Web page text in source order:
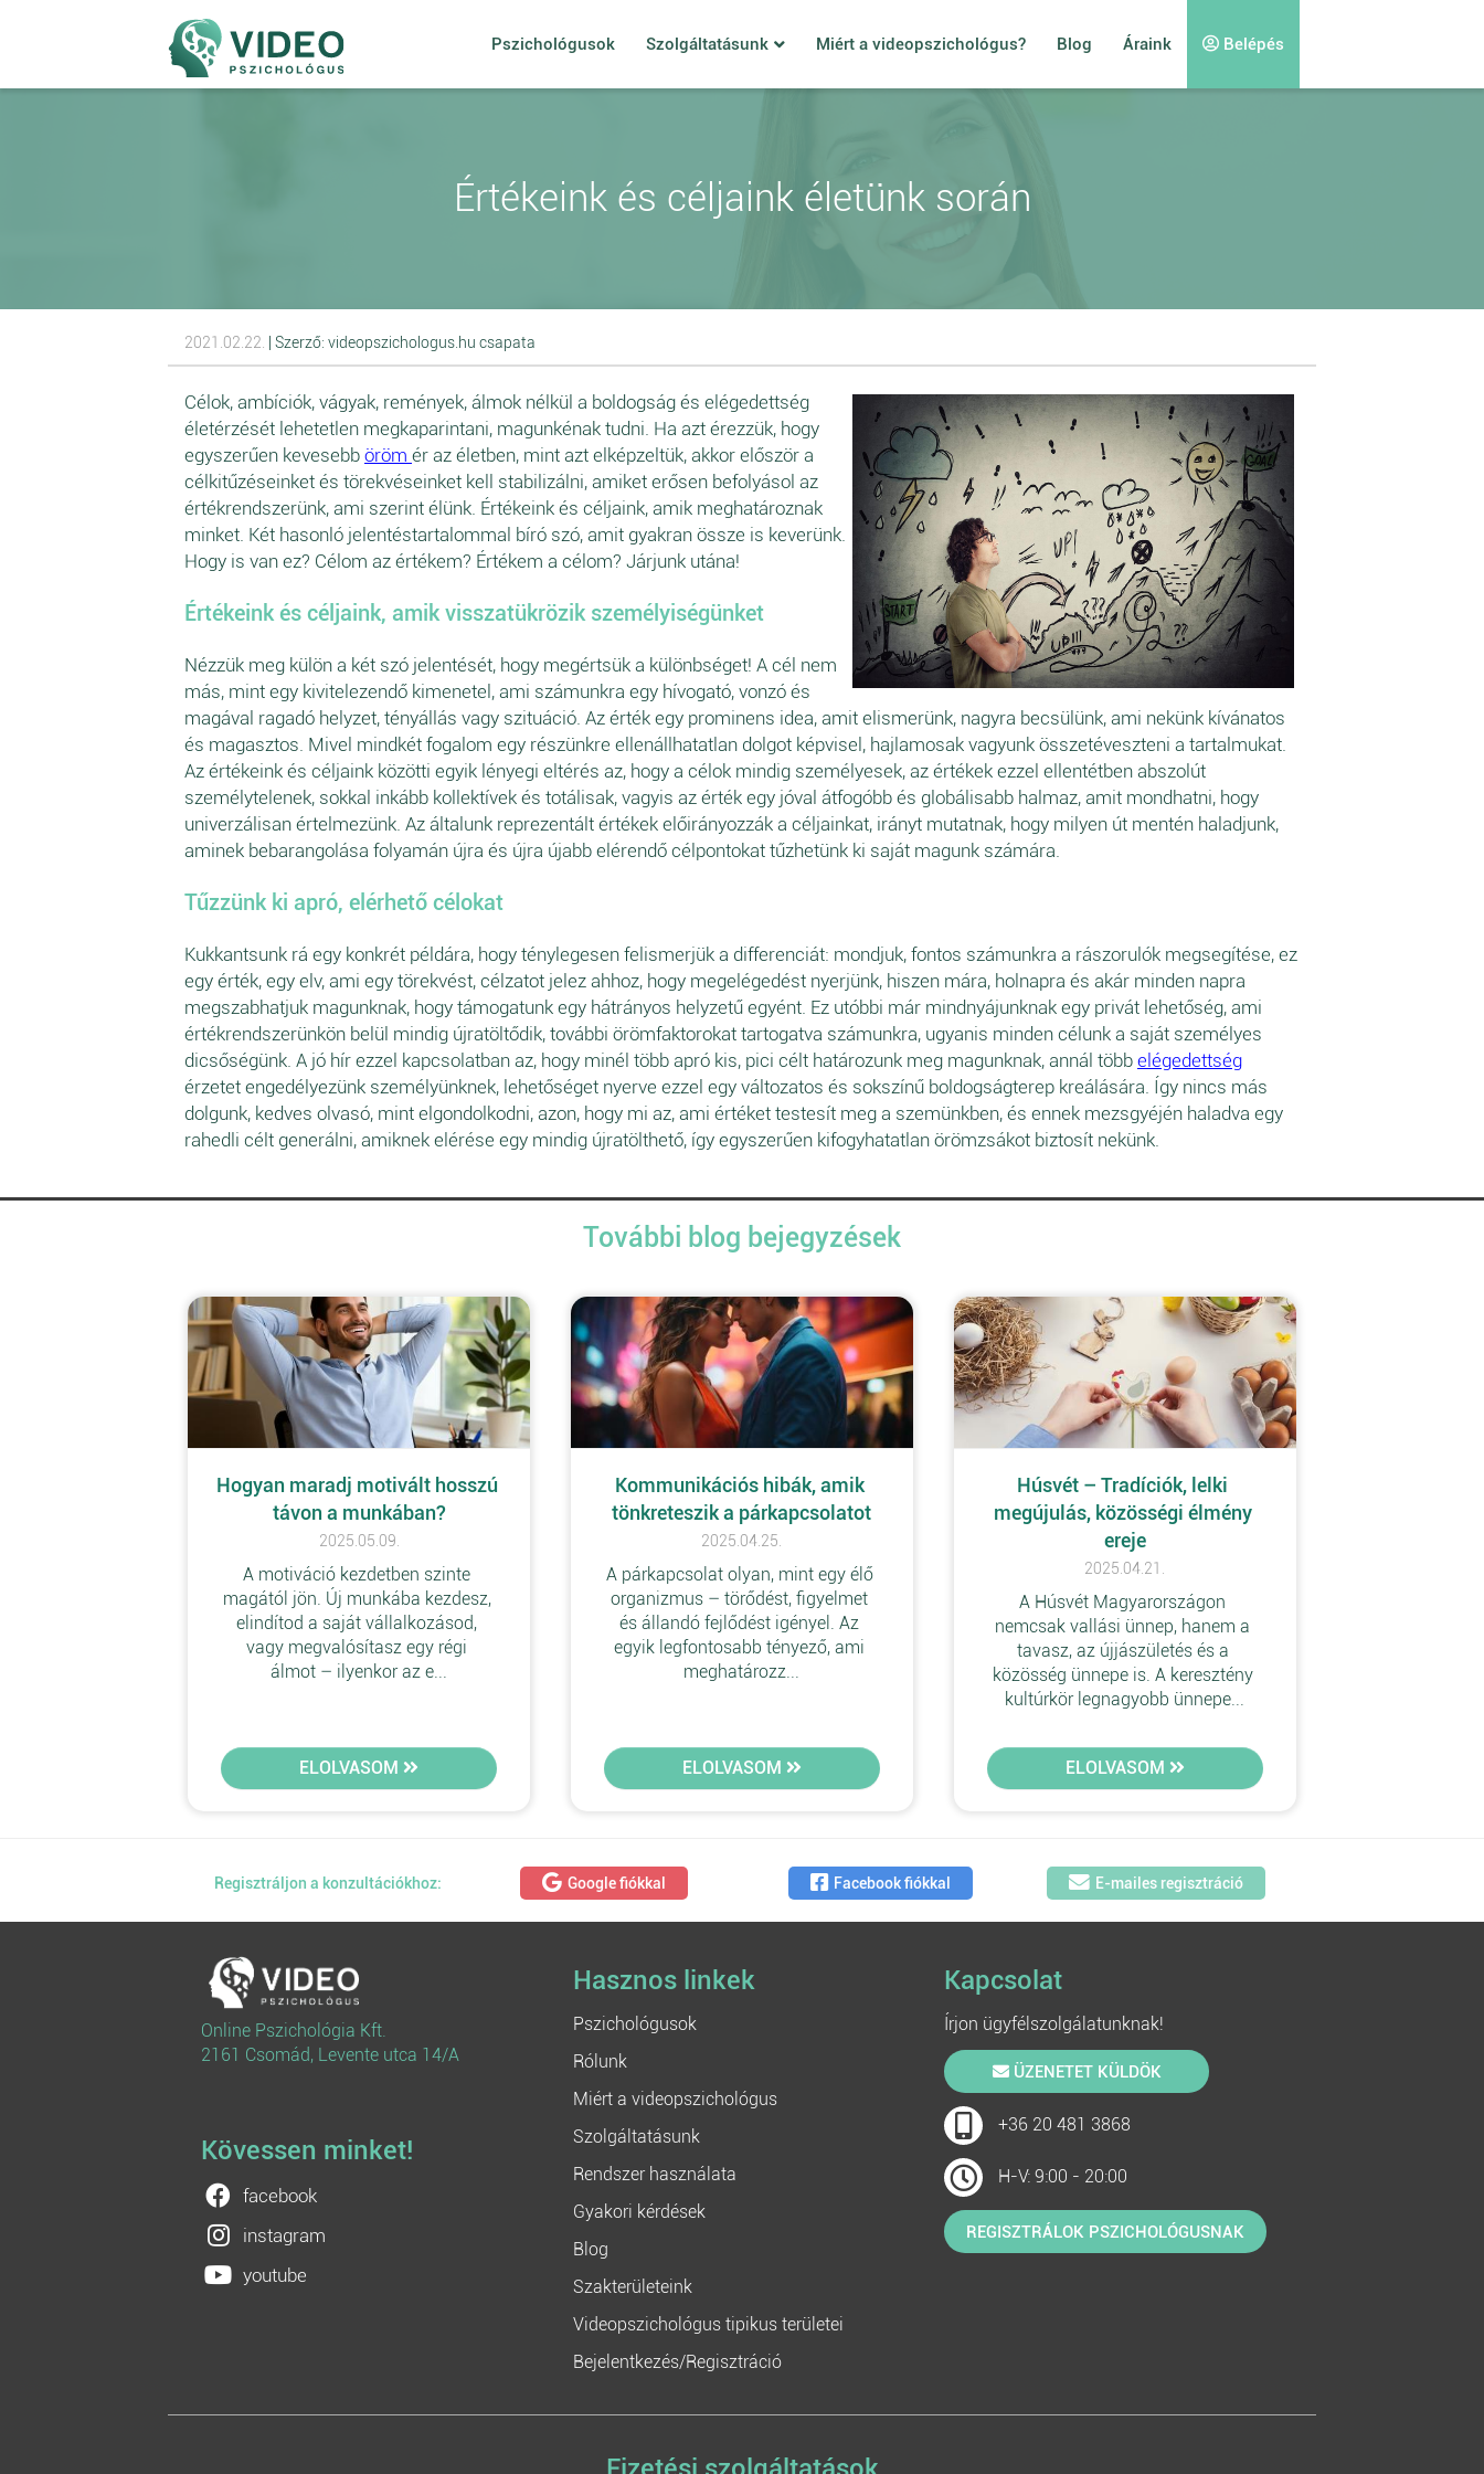
Pszichológusok Szolgáltatásunk Miért a videopszichológus? Blog Áraink Belépés
Értékeink és céljaink életünk során
2021.02.22. | Szerző: videopszichologus.hu csapata
Célok, ambíciók, vágyak, remények, álmok nélkül a boldogság és elégedettség
életérzését lehetetlen megkaparintani, magunkénak tudni. Ha azt érezzük, hogy
egyszerűen kevesebb öröm ér az életben, mint azt elképzeltük, akkor először a
célkitűzéseinket és törekvéseinket kell stabilizálni, amiket erősen befolyásol az
értékrendszerünk, ami szerint élünk. Értékeink és céljaink, amik meghatároznak
minket. Két hasonló jelentéstartalommal bíró szó, amit gyakran össze is keverünk.
Hogy is van ez? Célom az értékem? Értékem a célom? Járjunk utána!
Értékeink és céljaink, amik visszatükrözik személyiségünket
Nézzük meg külön a két szó jelentését, hogy megértsük a különbséget! A cél nem
más, mint egy kivitelezendő kimenetel, ami számunkra egy hívogató, vonzó és
magával ragadó helyzet, tényállás vagy szituáció. Az érték egy prominens idea, amit elismerünk, nagyra becsülünk, ami nekünk kívánatos
és magasztos. Mivel mindkét fogalom egy részünkre ellenállhatatlan dolgot képvisel, hajlamosak vagyunk összetéveszteni a tartalmukat.
Az értékeink és céljaink közötti egyik lényegi eltérés az, hogy a célok mindig személyesek, az értékek ezzel ellentétben abszolút
személytelenek, sokkal inkább kollektívek és totálisak, vagyis az érték egy jóval átfogóbb és globálisabb halmaz, amit mondhatni, hogy
univerzálisan értelmezünk. Az általunk reprezentált értékek előirányozzák a céljainkat, irányt mutatnak, hogy milyen út mentén haladjunk,
aminek bebarangolása folyamán újra és újra újabb elérendő célpontokat tűzhetünk ki saját magunk számára.
Tűzzünk ki apró, elérhető célokat
Kukkantsunk rá egy konkrét példára, hogy ténylegesen felismerjük a differenciát: mondjuk, fontos számunkra a rászorulók megsegítése, ez
egy érték, egy elv, ami egy törekvést, célzatot jelez ahhoz, hogy megelégedést nyerjünk, hiszen mára, holnapra és akár minden napra
megszabhatjuk magunknak, hogy támogatunk egy hátrányos helyzetű egyént. Ez utóbbi már mindnyájunknak egy privát lehetőség, ami
értékrendszerünkön belül mindig újratöltődik, további örömfaktorokat tartogatva számunkra, ugyanis minden célunk a saját személyes
dicsőségünk. A jó hír ezzel kapcsolatban az, hogy minél több apró kis, pici célt határozunk meg magunknak, annál több elégedettség
érzetet engedélyezünk személyünknek, lehetőséget nyerve ezzel egy változatos és sokszínű boldogságterep kreálására. Így nincs más
dolgunk, kedves olvasó, mint elgondolkodni, azon, hogy mi az, ami értéket testesít meg a szemünkben, és ennek mezsgyéjén haladva egy
rahedli célt generálni, amiknek elérése egy mindig újratölthető, így egyszerűen kifogyhatatlan örömzsákot biztosít nekünk.
További blog bejegyzések
Hogyan maradj motivált hosszú
távon a munkában?
2025.05.09.
A motiváció kezdetben szinte
magától jön. Új munkába kezdesz,
elindítod a saját vállalkozásod,
vagy megvalósítasz egy régi
álmot – ilyenkor az e...
ELOLVASOM
Kommunikációs hibák, amik
tönkreteszik a párkapcsolatot
2025.04.25.
A párkapcsolat olyan, mint egy élő
organizmus – törődést, figyelmet
és állandó fejlődést igényel. Az
egyik legfontosabb tényező, ami
meghatározz...
ELOLVASOM
Húsvét – Tradíciók, lelki
megújulás, közösségi élmény
ereje
2025.04.21.
A Húsvét Magyarországon
nemcsak vallási ünnep, hanem a
tavasz, az újjászületés és a
közösség ünnepe is. A keresztény
kultúrkör legnagyobb ünnepe...
ELOLVASOM
Regisztráljon a konzultációkhoz: Google fiókkal Facebook fiókkal E-mailes regisztráció
Online Pszichológia Kft.
2161 Csomád, Levente utca 14/A
Kövessen minket!
facebook
instagram
youtube
Hasznos linkek
Pszichológusok
Rólunk
Miért a videopszichológus
Szolgáltatásunk
Rendszer használata
Gyakori kérdések
Blog
Szakterületeink
Videopszichológus tipikus területei
Bejelentkezés/Regisztráció
Kapcsolat
Írjon ügyfélszolgálatunknak!
ÜZENETET KÜLDÖK
+36 20 481 3868
H-V: 9:00 - 20:00
REGISZTRÁLOK PSZICHOLÓGUSNAK